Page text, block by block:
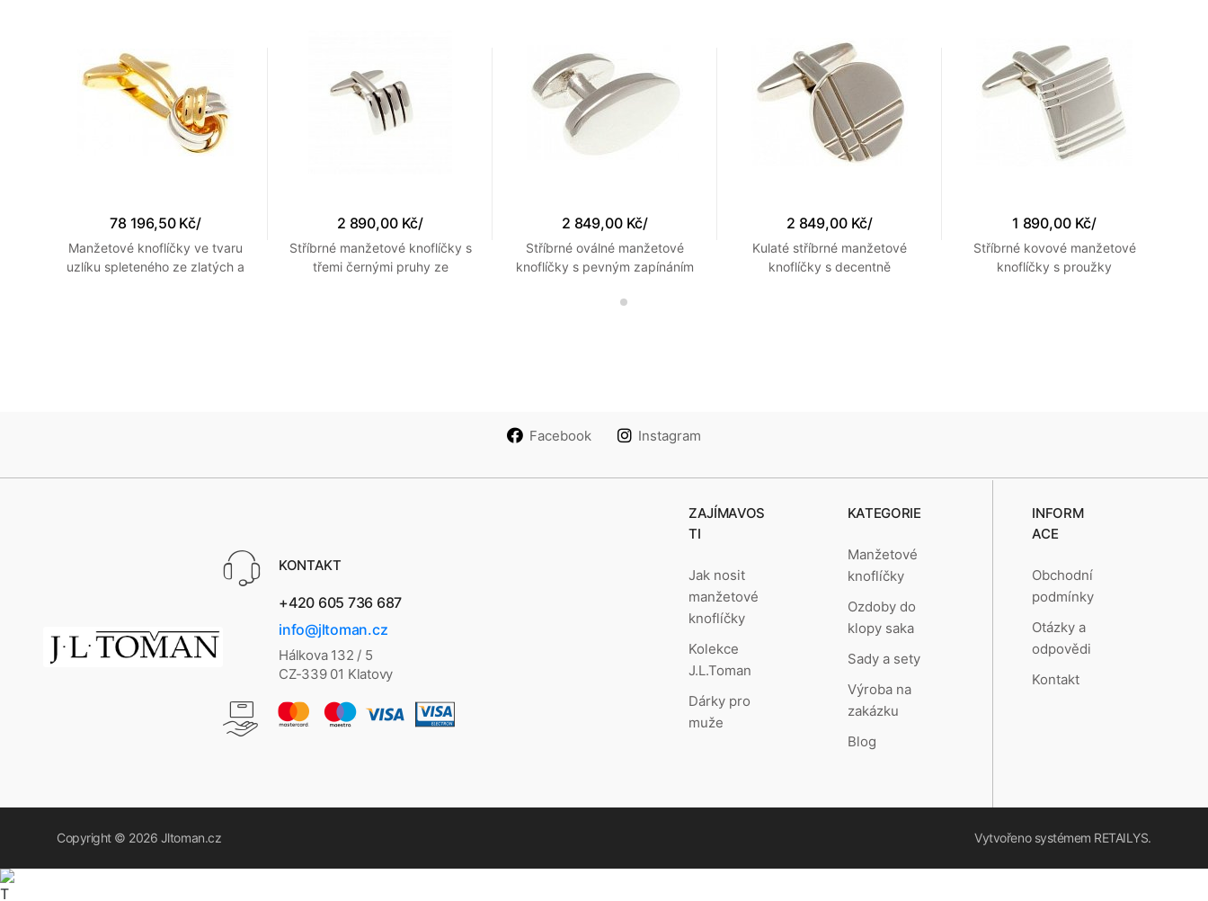
78 196,50 Kč/
Manžetové knoflíčky ve tvaru
uzlíku spleteného ze zlatých a
2 890,00 Kč/
Stříbrné manžetové knoflíčky s
třemi černými pruhy ze
2 849,00 Kč/
Stříbrné oválné manžetové
knoflíčky s pevným zapínáním
2 849,00 Kč/
Kulaté stříbrné manžetové
knoflíčky s decentně
1 890,00 Kč/
Stříbrné kovové manžetové
knoflíčky s proužky
Facebook Instagram
KONTAKT
+420 605 736 687
info@jltoman.cz
Hálkova 132 / 5
CZ-339 01 Klatovy
ZAJÍMAVOS
TI
Jak nosit
manžetové
knoflíčky
Kolekce
J.L.Toman
Dárky pro
muže
KATEGORIE
Manžetové
knoflíčky
Ozdoby do
klopy saka
Sady a sety
Výroba na
zakázku
Blog
INFORM
ACE
Obchodní
podmínky
Otázky a
odpovědi
Kontakt
Copyright © 2026 Jltoman.cz Vytvořeno systémem RETAILYS.